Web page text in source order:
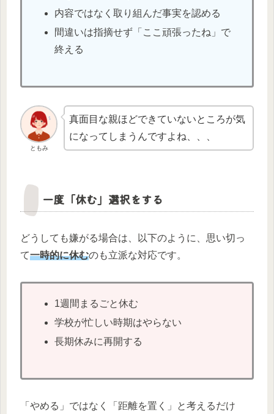
内容ではなく取り組んだ事実を認める
間違いは指摘せず「ここ頑張ったね」で
終える
ともみ
真面目な親ほどできていないところが気
になってしまうんですよね、、、
一度「休む」選択をする
どうしても嫌がる場合は、以下のように、思い切っ
て一時的に休むのも立派な対応です。
1週間まるごと休む
学校が忙しい時期はやらない
長期休みに再開する
「やめる」ではなく「距離を置く」と考えるだけ